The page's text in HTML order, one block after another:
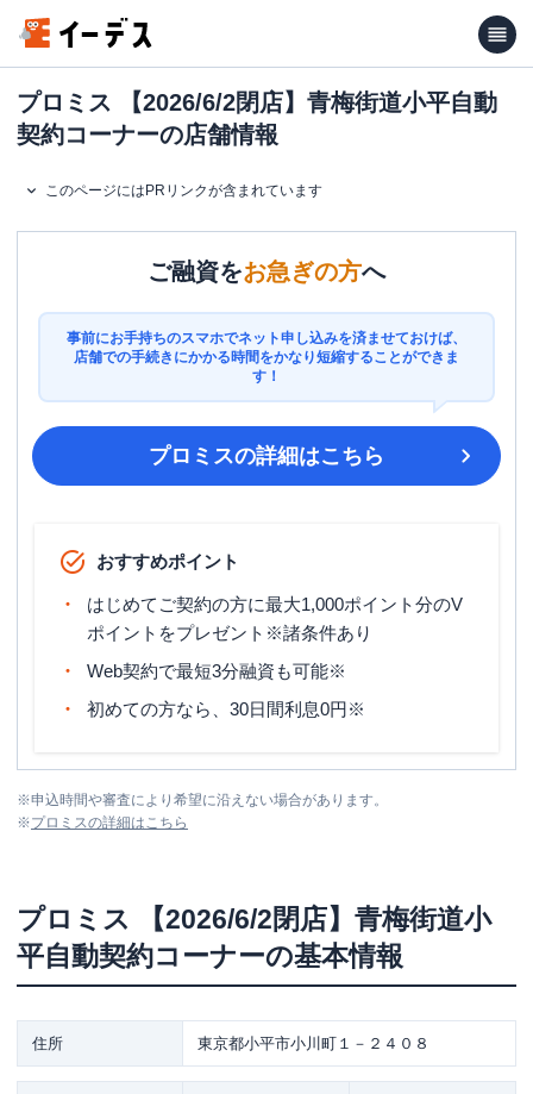
プロミス 【2026/6/2閉店】青梅街道小平自動
契約コーナーの店舗情報
このページにはPRリンクが含まれています
ご融資をお急ぎの方へ
事前にお手持ちのスマホでネット申し込みを済ませておけば、
店舗での手続きにかかる時間をかなり短縮することができま
す！
プロミスの詳細はこちら
おすすめポイント
はじめてご契約の方に最大1,000ポイント分のV
ポイントをプレゼント※諸条件あり
Web契約で最短3分融資も可能※
初めての方なら、30日間利息0円※
※申込時間や審査により希望に沿えない場合があります。
※プロミスの詳細はこちら
プロミス
【2026/6/2閉店】青梅街道小
平自動契約コーナーの基本情報
住所 東京都小平市小川町１－２４０８